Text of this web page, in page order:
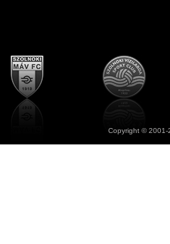
Copyright ©